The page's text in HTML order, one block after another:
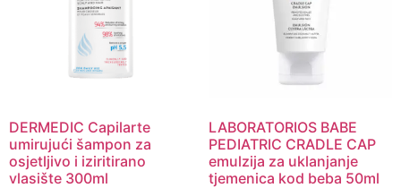
DERMEDIC Capilarte
umirujući šampon za
osjetljivo i iziritirano
vlasište 300ml
LABORATORIOS BABE
PEDIATRIC CRADLE CAP
emulzija za uklanjanje
tjemenica kod beba 50ml